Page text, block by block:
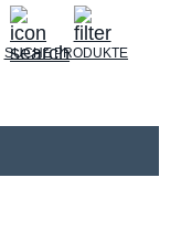
SUCHEPRODUKTE